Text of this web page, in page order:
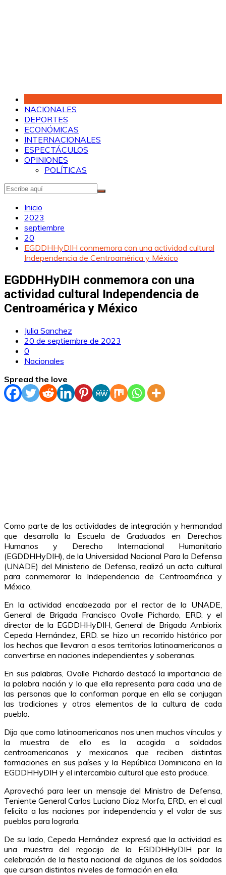
NACIONALES
DEPORTES
ECONÓMICAS
INTERNACIONALES
ESPECTÁCULOS
OPINIONES
POLÍTICAS
Inicio
2023
septiembre
20
EGDDHHyDIH conmemora con una actividad cultural
Independencia de Centroamérica y México
EGDDHHyDIH conmemora con una
actividad cultural Independencia de
Centroamérica y México
Julia Sanchez
20 de septiembre de 2023
0
Nacionales
Spread the love
Como parte de las actividades de integración y hermandad
que desarrolla la Escuela de Graduados en Derechos
Humanos y Derecho Internacional Humanitario
(EGDDHHyDIH), de la Universidad Nacional Para la Defensa
(UNADE) del Ministerio de Defensa, realizó un acto cultural
para conmemorar la Independencia de Centroamérica y
México.
En la actividad encabezada por el rector de la UNADE,
General de Brigada Francisco Ovalle Pichardo, ERD. y el
director de la EGDDHHyDIH, General de Brigada Ambiorix
Cepeda Hernández, ERD. se hizo un recorrido histórico por
los hechos que llevaron a esos territorios latinoamericanos a
convertirse en naciones independientes y soberanas.
En sus palabras, Ovalle Pichardo destacó la importancia de
la palabra nación y lo que ella representa para cada una de
las personas que la conforman porque en ella se conjugan
las tradiciones y otros elementos de la cultura de cada
pueblo.
Dijo que como latinoamericanos nos unen muchos vínculos y
la muestra de ello es la acogida a soldados
centroamericanos y mexicanos que reciben distintas
formaciones en sus países y la República Dominicana en la
EGDDHHyDIH y el intercambio cultural que esto produce.
Aprovechó para leer un mensaje del Ministro de Defensa,
Teniente General Carlos Luciano Díaz Morfa, ERD., en el cual
felicita a las naciones por independencia y el valor de sus
pueblos para lograrla.
De su lado, Cepeda Hernández expresó que la actividad es
una muestra del regocijo de la EGDDHHyDIH por la
celebración de la fiesta nacional de algunos de los soldados
que cursan distintos niveles de formación en ella.